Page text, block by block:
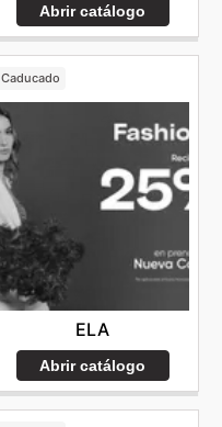
Abrir catálogo
Caducado
ELA
Abrir catálogo